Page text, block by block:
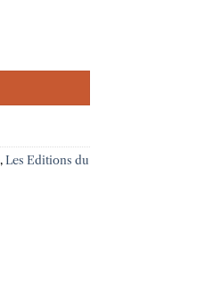
, Les Editions du